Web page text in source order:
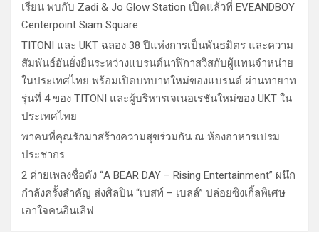
เรียน พบกับ Zadi & Jo Glow Station เปิดแล้วที่ EVEANDBOY
Centerpoint Siam Square
TITONI และ UKT ฉลอง 38 ปีแห่งการเป็นพันธมิตร และความ
สัมพันธ์อันยั่งยืนระหว่างแบรนด์นาฬิกาสวิสกับผู้แทนจำหน่าย
ในประเทศไทย พร้อมเปิดบทบาทใหม่ของแบรนด์ ผ่านทายาท
รุ่นที่ 4 ของ TITONI และผู้บริหารเจเนอเรชันใหม่ของ UKT ใน
ประเทศไทย
พาคนที่คุณรักมาสร้างความสุขร่วมกัน ณ ห้องอาหารเปรม
ประชากร
2 ค่ายเพลงชื่อดัง “A BEAR DAY – Rising Entertainment” ผนึก
กำลังครั้งสำคัญ ส่งศิลปิน “เบสท์ – เบลล์” ปล่อยซิงเกิ้ลพิเศษ
เอาใจคนอินเลิฟ